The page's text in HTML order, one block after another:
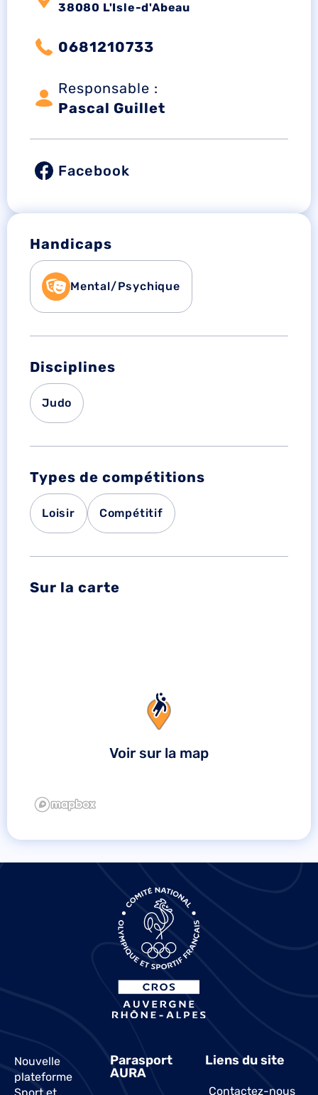
38080 L'Isle-d'Abeau
0681210733
Responsable :
Pascal Guillet
Facebook
Handicaps
Mental/Psychique
Disciplines
Judo
Types de compétitions
Loisir Compétitif
Sur la carte
Voir sur la map
Nouvelle
plateforme
Parasport
AURA
Liens du site
Contactez-nous